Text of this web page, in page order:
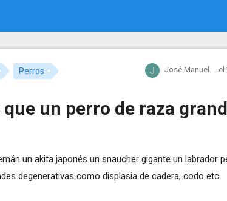
Perros José Manuel... el
un perro de raza
un akita japonés un snaucher gigante un labrador
degenerativas como displasia de cadera, codo etc